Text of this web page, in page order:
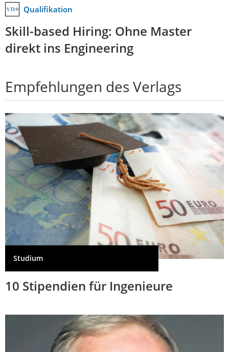
Qualifikation
Skill-based Hiring: Ohne Master
direkt ins Engineering
Empfehlungen des Verlags
Studium
10 Stipendien für Ingenieure